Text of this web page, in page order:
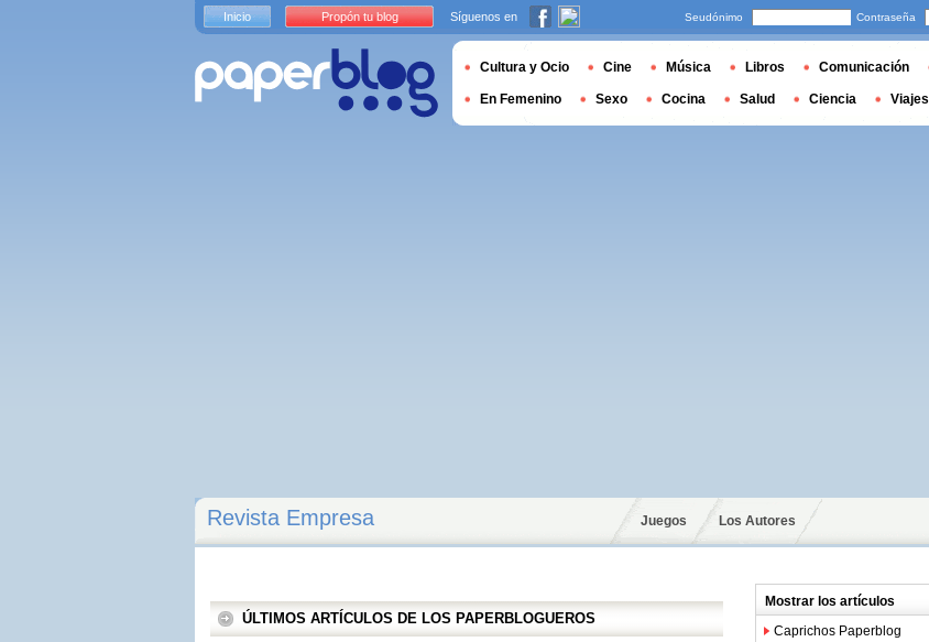
Revista Empresa Juegos Los Autores
ÚLTIMOS ARTÍCULOS DE LOS PAPERBLOGUEROS
Mostrar los artículos
Caprichos Paperblog
Inicio Propón tu blog Síguenos en Seudónimo Contraseña
Cultura y Ocio Cine Música Libros Comunicación
En Femenino Sexo Cocina Salud Ciencia Viajes